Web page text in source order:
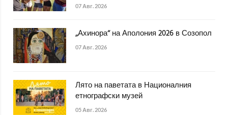
07 Авг. 2026
„Ахинора“ на Аполония 2026 в Созопол
07 Авг. 2026
Лято на паветата в Националния
етнографски музей
05 Авг. 2026